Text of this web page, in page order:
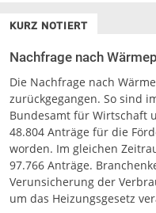
KURZ NOTIERT
Nachfrage nach
Die Nachfrage nach
zurückgegangen. So sind
Bundesamt für Wirtschaft
48.804 Anträge für die
worden. Im gleichen
97.766 Anträge.
Verunsicherung der
um das Heizungsgesetz